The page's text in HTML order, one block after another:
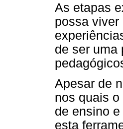
As etapas
possa viver
de ser uma
Apesar de
nos quais
de ensino
esta